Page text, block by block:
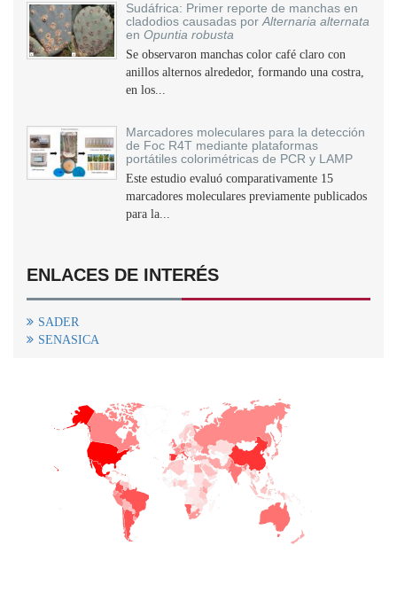
Sudáfrica: Primer reporte de manchas en
cladodios causadas por Alternaria alternata
en Opuntia robusta
Se observaron manchas color café claro con
anillos alternos alrededor, formando una costra,
en los...
Marcadores moleculares para la detección
de Foc R4T mediante plataformas
portátiles colorimétricas de PCR y LAMP
Este estudio evaluó comparativamente 15
marcadores moleculares previamente publicados
para la...
ENLACES DE INTERÉS
SADER
SENASICA